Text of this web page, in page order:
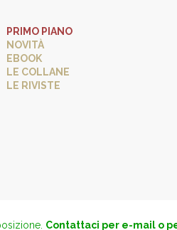
PRIMO PIANO
NOVITÀ
EBOOK
LE COLLANE
LE RIVISTE
Contattaci per e-mail o